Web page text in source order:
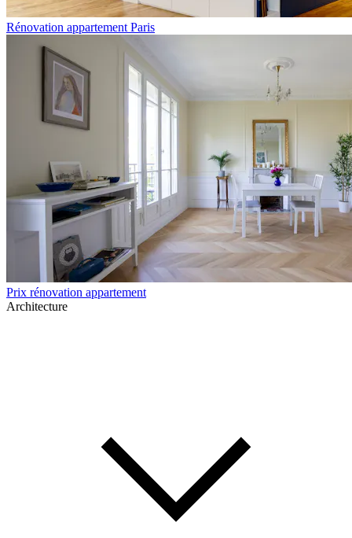
Rénovation appartement Paris
Prix rénovation appartement
Architecture